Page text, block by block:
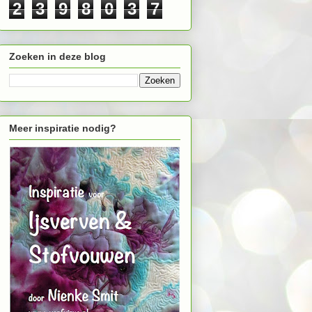
2 3 9 8 0 3 7
Zoeken in deze blog
Meer inspiratie nodig?